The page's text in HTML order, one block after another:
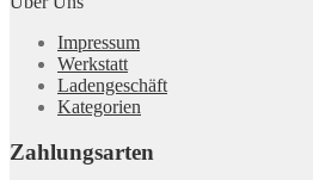
Impressum
Werkstatt
Ladengeschäft
Kategorien
Zahlungsarten